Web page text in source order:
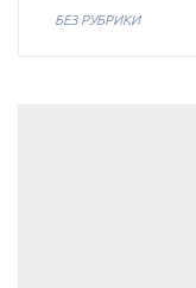
БЕЗ РУБРИКИ